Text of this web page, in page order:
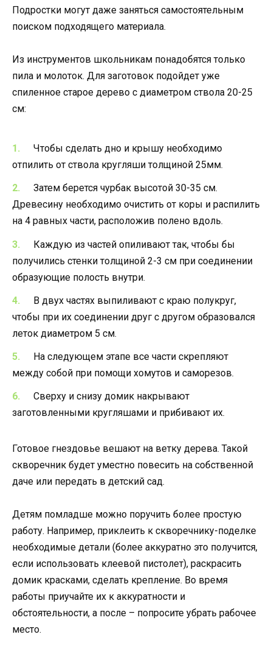
Подростки могут даже заняться самостоятельным
поиском подходящего материала.
Из инструментов школьникам понадобятся только
пила и молоток. Для заготовок подойдет уже
спиленное старое дерево с диаметром ствола 20-25
см:
Чтобы сделать дно и крышу необходимо
отпилить от ствола кругляши толщиной 25мм.
Затем берется чурбак высотой 30-35 см.
Древесину необходимо очистить от коры и распилить
на 4 равных части, расположив полено вдоль.
Каждую из частей опиливают так, чтобы бы
получились стенки толщиной 2-3 см при соединении
образующие полость внутри.
В двух частях выпиливают с краю полукруг,
чтобы при их соединении друг с другом образовался
леток диаметром 5 см.
На следующем этапе все части скрепляют
между собой при помощи хомутов и саморезов.
Сверху и снизу домик накрывают
заготовленными кругляшами и прибивают их.
Готовое гнездовье вешают на ветку дерева. Такой
скворечник будет уместно повесить на собственной
даче или передать в детский сад.
Детям помладше можно поручить более простую
работу. Например, приклеить к скворечнику-поделке
необходимые детали (более аккуратно это получится,
если использовать клеевой пистолет), раскрасить
домик красками, сделать крепление. Во время
работы приучайте их к аккуратности и
обстоятельности, а после – попросите убрать рабочее
место.